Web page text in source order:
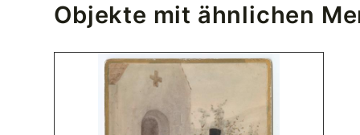
Objekte mit ähnlichen